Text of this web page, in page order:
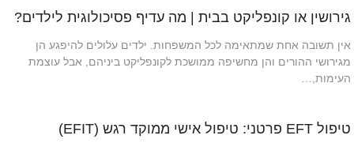
גירושין או קונפליקט בבית | מה עדיף פסיכולוגית לילדים?
אין תשובה אחת שמתאימה לכל המשפחות. ילדים עלולים להיפגע הן
מגירושי ההורים והן מחשיפה ממושכת לקונפליקט ביניהם, אבל עוצמת
העימות,…
טיפול EFT פרטני: טיפול אישי ממוקד רגש (EFIT)